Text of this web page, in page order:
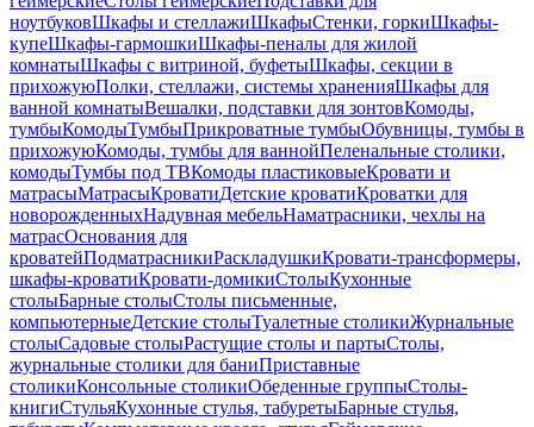
ноутбуковШкафы и стеллажиШкафыСтенки, горкиШкафы-
купеШкафы-гармошкиШкафы-пеналы для жилой
комнатыШкафы с витриной, буфетыШкафы, секции в
прихожуюПолки, стеллажи, системы храненияШкафы для
ванной комнатыВешалки, подставки для зонтовКомоды,
тумбыКомодыТумбыПрикроватные тумбыОбувницы, тумбы в
прихожуюКомоды, тумбы для ваннойПеленальные столики,
комодыТумбы под ТВКомоды пластиковыеКровати и
матрасыМатрасыКроватиДетские кроватиКроватки для
новорожденныхНадувная мебельНаматрасники, чехлы на
матрасОснования для
кроватейПодматрасникиРаскладушкиКровати-трансформеры,
шкафы-кроватиКровати-домикиСтолыКухонные
столыБарные столыСтолы письменные,
компьютерныеДетские столыТуалетные столикиЖурнальные
столыСадовые столыРастущие столы и партыСтолы,
журнальные столики для баниПриставные
столикиКонсольные столикиОбеденные группыСтолы-
книгиСтульяКухонные стулья, табуретыБарные стулья,